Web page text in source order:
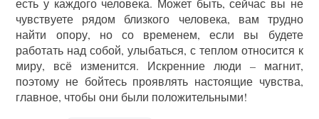
есть у каждого человека. Может быть, сейчас вы не
чувствуете рядом близкого человека, вам трудно
найти опору, но со временем, если вы будете
работать над собой, улыбаться, с теплом относится к
миру, всё изменится. Искренние люди – магнит,
поэтому не бойтесь проявлять настоящие чувства,
главное, чтобы они были положительными!